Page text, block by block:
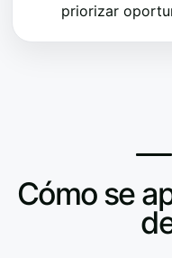
priorizar
Cómo se